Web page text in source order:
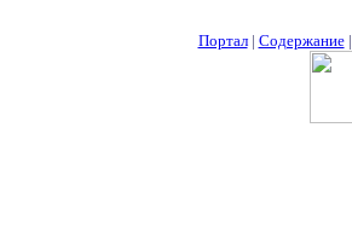
Портал| Содержание|